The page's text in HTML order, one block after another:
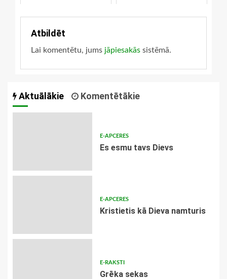
Atbildēt
Lai komentētu, jums jāpiesakās sistēmā.
Aktuālākie Komentētākie
E-APCERES
Es esmu tavs Dievs
E-APCERES
Kristietis kā Dieva namturis
E-RAKSTI
Grēka sekas